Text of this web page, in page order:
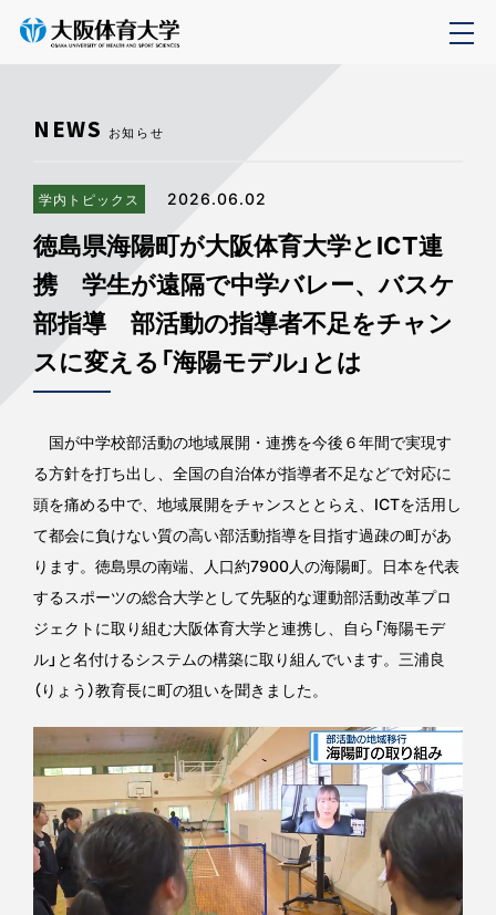
NEWS お知らせ
学内トピックス 2026.06.02
徳島県海陽町が大阪体育大学とICT連
携 学生が遠隔で中学バレー、バスケ
部指導 部活動の指導者不足をチャン
スに変える「海陽モデル」とは
国が中学校部活動の地域展開・連携を今後６年間で実現す
る方針を打ち出し、全国の自治体が指導者不足などで対応に
頭を痛める中で、地域展開をチャンスととらえ、ICTを活用し
て都会に負けない質の高い部活動指導を目指す過疎の町があ
ります。徳島県の南端、人口約7900人の海陽町。日本を代表
するスポーツの総合大学として先駆的な運動部活動改革プロ
ジェクトに取り組む大阪体育大学と連携し、自ら「海陽モデ
ル」と名付けるシステムの構築に取り組んでいます。三浦良
（りょう）教育長に町の狙いを聞きました。